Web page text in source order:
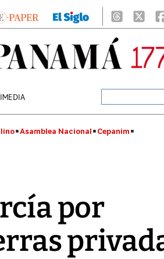
Asamblea Nacional Cepanim
por